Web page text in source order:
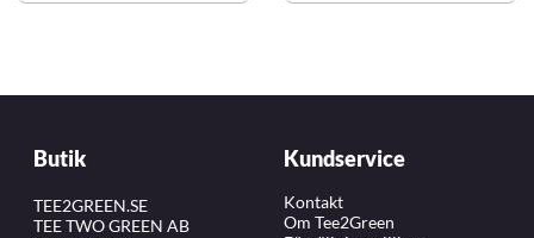
Butik
TEE2GREEN.SE
TEE TWO GREEN AB
Kundservice
Kontakt
Om Tee2Green